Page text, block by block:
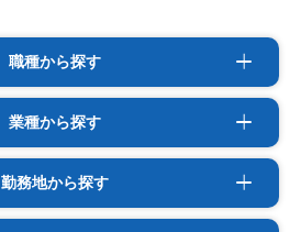
職種から探す
業種から探す
勤務地から探す